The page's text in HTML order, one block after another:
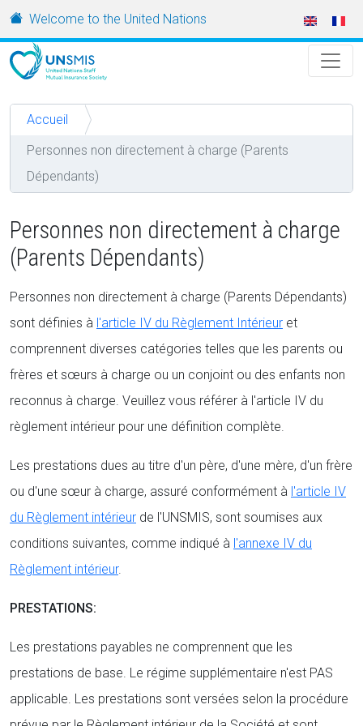
Aller au contenu principal
URLWelcome to the United Nations
Accueil
Personnes non directement à charge (Parents
Dépendants)
Personnes non directement à charge
(Parents Dépendants)
Personnes non directement à charge (Parents Dépendants)
sont définies à l'article IV du Règlement Intérieur et
comprennent diverses catégories telles que les parents ou
frères et sœurs à charge ou un conjoint ou des enfants non
reconnus à charge. Veuillez vous référer à l'article IV du
règlement intérieur pour une définition complète.
Les prestations dues au titre d'un père, d'une mère, d'un frère
ou d'une sœur à charge, assuré conformément à l'article IV
du Règlement intérieur de l'UNSMIS, sont soumises aux
conditions suivantes, comme indiqué à l'annexe IV du
Règlement intérieur.
PRESTATIONS:
Les prestations payables ne comprennent que les
prestations de base. Le régime supplémentaire n'est PAS
applicable. Les prestations sont versées selon la procédure